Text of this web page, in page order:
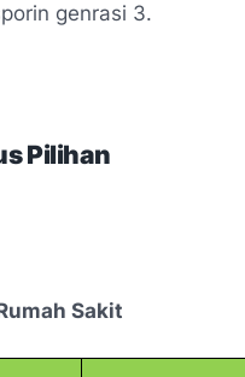
genrasi 3.
Pilihan
Sakit